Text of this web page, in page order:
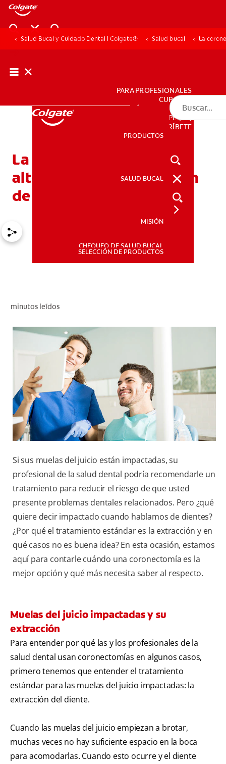
PRODUCTOS
DÓNDE COMPRAR
SUSCRÍBETE
PARA PROFESIONALES
CUPONES
DÓNDE COMPRAR
PE (ES)
SUSCRÍBETE
PRODUCTOS
SALUD BUCAL
MISIÓN
CHEQUEO DE SALUD BUCAL
SELECCIÓN DE PRODUCTOS
Salud Bucal y Cuidado Dental | Colgate® Salud bucal La
La coronectomía: Una
alternativa a la extracción
de las muelas del juicio
minutos leídos
Si sus muelas del juicio están impactadas, su
profesional de la salud dental podría recomendarle un
tratamiento para reducir el riesgo de que usted
presente problemas dentales relacionados. Pero ¿qué
quiere decir impactado cuando hablamos de dientes?
¿Por qué el tratamiento estándar es la extracción y en
qué casos no es buena idea? En esta ocasión, estamos
aquí para contarle cuándo una coronectomía es la
mejor opción y qué más necesita saber al respecto.
Muelas del juicio impactadas y su
extracción
Para entender por qué las y los profesionales de la
salud dental usan coronectomías en algunos casos,
primero tenemos que entender el tratamiento
estándar para las muelas del juicio impactadas: la
extracción del diente.
Cuando las muelas del juicio empiezan a brotar,
muchas veces no hay suficiente espacio en la boca
para acomodarlas. Cuando esto ocurre y el diente